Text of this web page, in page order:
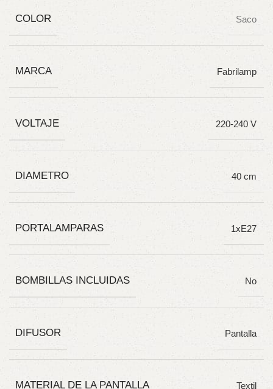
COLOR Saco
MARCA Fabrilamp
VOLTAJE 220-240 V
DIAMETRO 40 cm
PORTALAMPARAS 1xE27
BOMBILLAS INCLUIDAS No
DIFUSOR Pantalla
MATERIAL DE LA PANTALLA Textil